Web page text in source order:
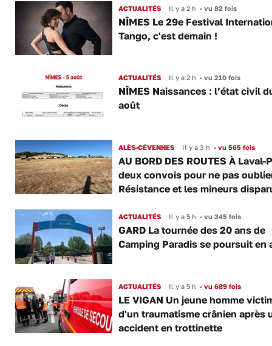
ACTUALITÉS Il y a 2 h •vu 82 fois
NÎMES Le 29e Festival
Tango, c'est demain !
ACTUALITÉS Il y a 2 h •vu 210 fois
NÎMES Naissances : l’état civil
août
ALÈS-CÉVENNES Il y a 3 h •vu 565 fois
AU BORD DES ROUTES À Laval-
deux convois pour ne pas
Résistance et les mineurs
ACTUALITÉS Il y a 5 h •vu 345 fois
GARD La tournée des 20 ans de
Camping Paradis se poursuit en
ACTUALITÉS Il y a 5 h •vu 689 fois
LE VIGAN Un jeune homme
d'un traumatisme crânien après
accident en trottinette